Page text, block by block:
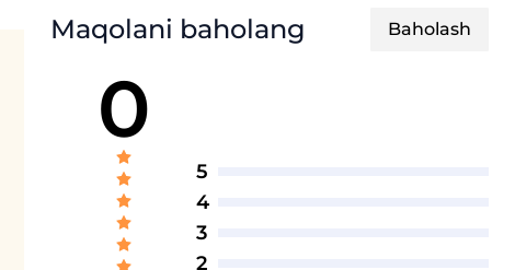
Maqolani baholang Baholash
0
5
4
3
2